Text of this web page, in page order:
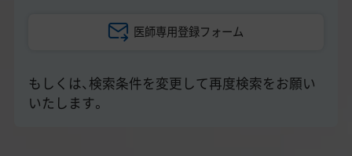
医師採用ご担当者様・その他問い合わせ
医師専用登録フォーム
もしくは、検索条件を変更して再度検索をお願い
いたします。